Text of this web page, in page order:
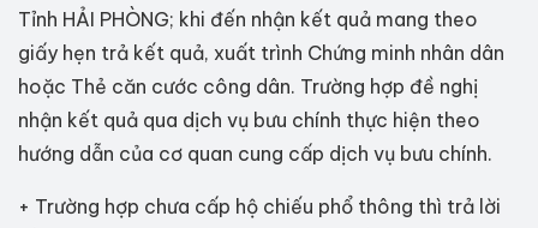
Tỉnh HẢI PHÒNG; khi đến nhận kết quả mang theo
giấy hẹn trả kết quả, xuất trình Chứng minh nhân dân
hoặc Thẻ căn cước công dân. Trường hợp đề nghị
nhận kết quả qua dịch vụ bưu chính thực hiện theo
hướng dẫn của cơ quan cung cấp dịch vụ bưu chính.
+ Trường hợp chưa cấp hộ chiếu phổ thông thì trả lời